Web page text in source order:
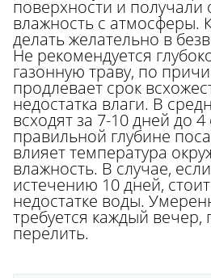
поверхности и получали
влажность с атмосферы.
делать желательно в
Не рекомендуется
газонную траву, по
продлевает срок
недостатка влаги. В
всходят за 7-10 дней до
правильной глубине
влияет температура
влажность. В случае,
истечению 10 дней,
недостатке воды.
требуется каждый вечер,
перелить.